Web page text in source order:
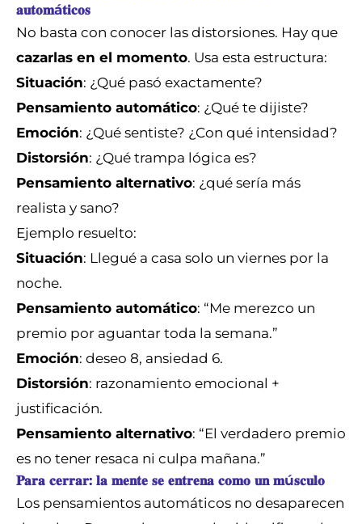
𝐚𝐮𝐭𝐨𝐦á𝐭𝐢𝐜𝐨𝐬
No basta con conocer las distorsiones. Hay que
cazarlas en el momento. Usa esta estructura:
Situación: ¿Qué pasó exactamente?
Pensamiento automático: ¿Qué te dijiste?
Emoción: ¿Qué sentiste? ¿Con qué intensidad?
Distorsión: ¿Qué trampa lógica es?
Pensamiento alternativo: ¿qué sería más
realista y sano?
Ejemplo resuelto:
Situación: Llegué a casa solo un viernes por la
noche.
Pensamiento automático: “Me merezco un
premio por aguantar toda la semana.”
Emoción: deseo 8, ansiedad 6.
Distorsión: razonamiento emocional +
justificación.
Pensamiento alternativo: “El verdadero premio
es no tener resaca ni culpa mañana.”
𝐏𝐚𝐫𝐚 𝐜𝐞𝐫𝐫𝐚𝐫: 𝐥𝐚 𝐦𝐞𝐧𝐭𝐞 𝐬𝐞 𝐞𝐧𝐭𝐫𝐞𝐧𝐚 𝐜𝐨𝐦𝐨 𝐮𝐧 𝐦ú𝐬𝐜𝐮𝐥𝐨
Los pensamientos automáticos no desaparecen